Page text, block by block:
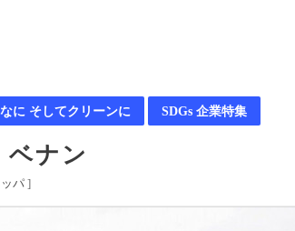
に そしてクリーンに SDGs 企業特集
ベナン
パ ]